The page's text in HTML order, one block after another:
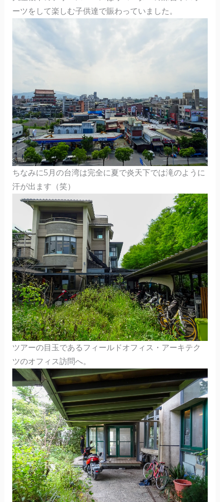
ーツをして楽しむ子供達で賑わっていました。
ちなみに5月の台湾は完全に夏で炎天下では滝のように
汗が出ます（笑）
ツアーの目玉であるフィールドオフィス・アーキテク
ツのオフィス訪問へ。